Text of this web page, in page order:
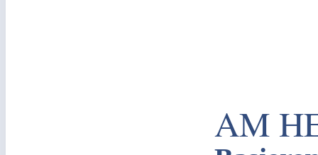
AM